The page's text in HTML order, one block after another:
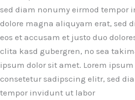
sed diam nonumy eirmod tempor
dolore magna aliquyam erat, sed
eos et accusam et justo duo
clita kasd gubergren, no sea
ipsum dolor sit amet. Lorem
consetetur sadipscing elitr, sed
tempor invidunt ut labor